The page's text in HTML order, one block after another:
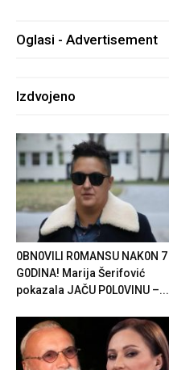
Oglasi - Advertisement
Izdvojeno
0BN0VlLl R0MANSU NAK0N 7
G0DlNA! Marija Šerifović
pokazala JAČU P0L0VINU –...